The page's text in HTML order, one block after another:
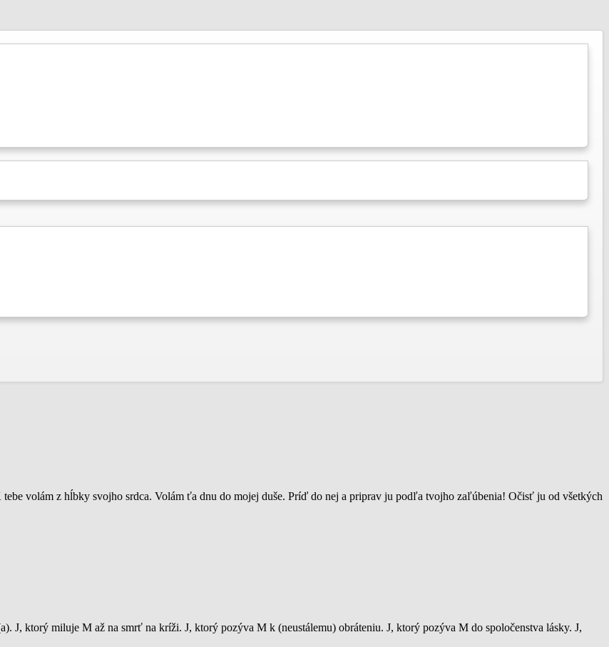
tebe volám z hĺbky svojho srdca. Volám ťa dnu do mojej duše. Príď do nej a priprav ju podľa tvojho zaľúbenia! Očisť ju od všetkých
J, ktorý miluje M až na smrť na kríži. J, ktorý pozýva M k (neustálemu) obráteniu. J, ktorý pozýva M do spoločenstva lásky. J,